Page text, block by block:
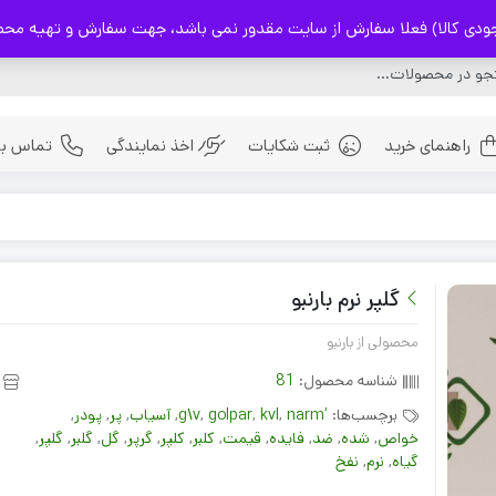
فعلا سفارش از سایت مقدور نمی باشد، جهت سفارش و تهیه محصولات با شماره
راهنمای خرید ثبت شکایات اخذ نمایندگی تماس
گلپر نرم بارنبو
محصولی از بارنبو
شناسه محصول: 81
برچسب‌ها: ‘g\v
, golpar, kvl, narm
,آسیاب,پر,پودر,
خواص, شده, ضد,فایده,قیمت,کلبر,کلپر,گرپر,گل,گلبر,گلپر,
گیاه, نرم, نفخ